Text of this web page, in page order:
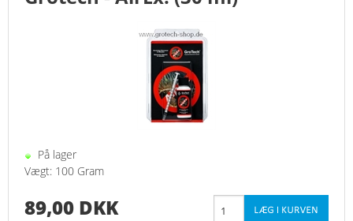
SKUMMER
SOMMER TILBUD-ALLE VARMESTOK - MINUS 50%
På lager
Vægt: 100 Gram
89,00 DKK